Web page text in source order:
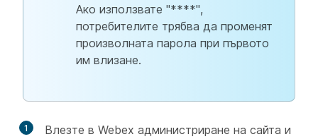
Ако използвате "****",
потребителите трябва да променят
произволната парола при първото
им влизане.
1
Влезте в Webex администриране на сайта и